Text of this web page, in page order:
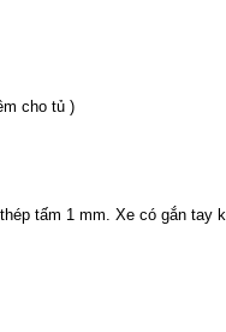
cho tủ )
tấm 1 mm. Xe có gắn tay